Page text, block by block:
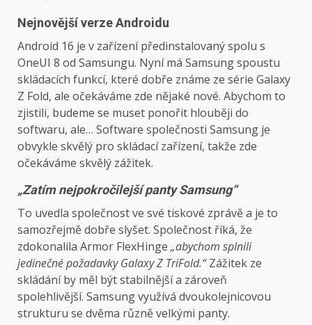
Nejnovější verze Androidu
Android 16 je v zařízení předinstalovaný spolu s
OneUI 8 od Samsungu. Nyní má Samsung spoustu
skládacích funkcí, které dobře známe ze série Galaxy
Z Fold, ale očekáváme zde nějaké nové. Abychom to
zjistili, budeme se muset ponořit hlouběji do
softwaru, ale… Software společnosti Samsung je
obvykle skvělý pro skládací zařízení, takže zde
očekáváme skvělý zážitek.
„Zatím nejpokročilejší panty Samsung“
To uvedla společnost ve své tiskové zprávě a je to
samozřejmě dobře slyšet. Společnost říká, že
zdokonalila Armor FlexHinge „abychom splnili
jedinečné požadavky Galaxy Z TriFold.“Zážitek ze
skládání by měl být stabilnější a zároveň
spolehlivější. Samsung využívá dvoukolejnicovou
strukturu se dvěma různě velkými panty.